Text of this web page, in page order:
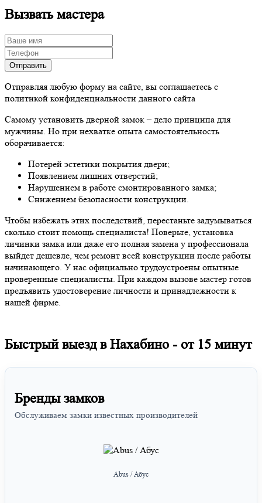
Вызвать мастера
Отправляя любую форму на сайте, вы соглашаетесь с
политикой конфиденциальности данного сайта
Самому установить дверной замок – дело принципа для
мужчины. Но при нехватке опыта самостоятельность
оборачивается:
Потерей эстетики покрытия двери;
Появлением лишних отверстий;
Нарушением в работе смонтированного замка;
Снижением безопасности конструкции.
Чтобы избежать этих последствий, перестаньте задумываться
сколько стоит помощь специалиста! Поверьте, установка
личинки замка или даже его полная замена у профессионала
выйдет дешевле, чем ремонт всей конструкции после работы
начинающего. У нас официально трудоустроены опытные
проверенные специалисты. При каждом вызове мастер готов
предъявить удостоверение личности и принадлежности к
нашей фирме.
Быстрый выезд в Нахабино - от 15 минут
Бренды замков
Обслуживаем замки известных производителей
Abus / Абус